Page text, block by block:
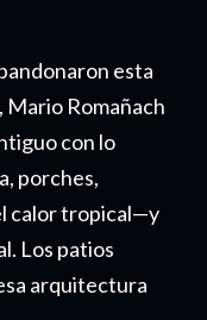
esta
Romañach
con lo
porches,
calor tropical—y
Los patios
arquitectura